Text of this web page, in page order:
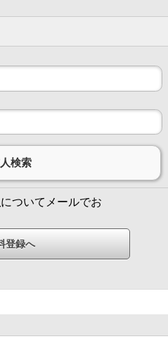
についてメールでお